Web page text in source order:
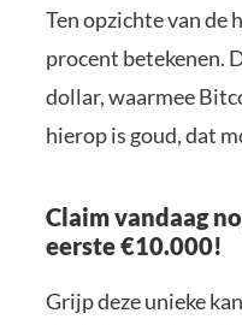
Ten opzichte van de
procent betekenen.
dollar, waarmee
hierop is goud, dat
Claim vandaag
eerste €10.000!
Grijp deze unieke